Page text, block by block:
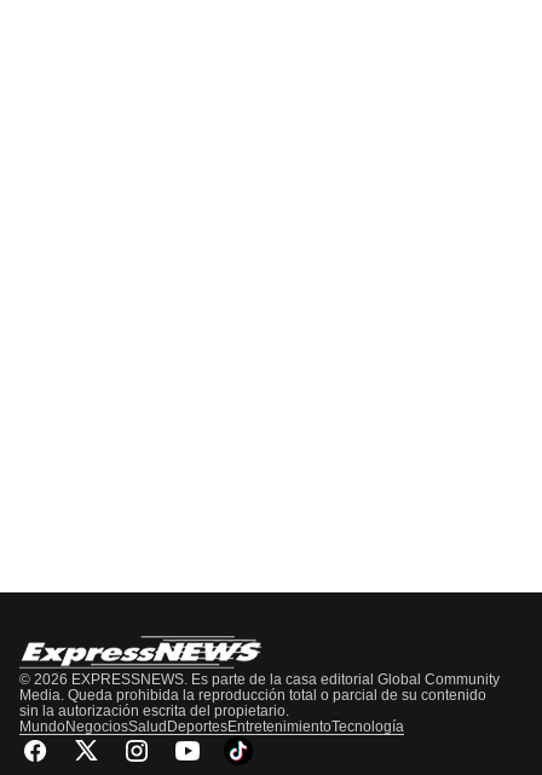
© 2026 EXPRESSNEWS. Es parte de la casa editorial Global Community
Media. Queda prohibida la reproducción total o parcial de su contenido
sin la autorización escrita del propietario.
MundoNegociosSalud DeportesEntretenimientoTecnología